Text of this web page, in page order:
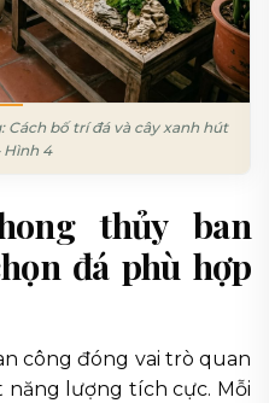
bố trí đá và cây xanh hút
Hình 4
thủy ban
đá phù hợp
công đóng vai trò quan
lượng tích cực. Mỗi